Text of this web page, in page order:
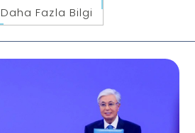
Daha Fazla Bilgi